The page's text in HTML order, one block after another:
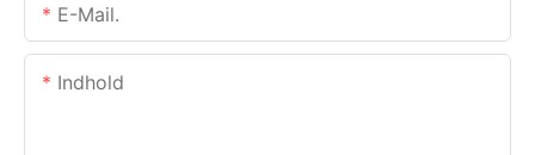
E-Mail.
Indhold